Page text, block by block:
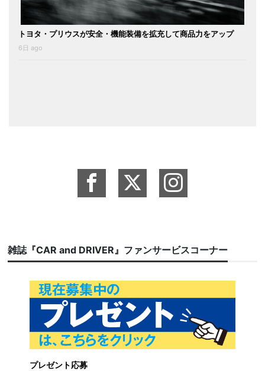
トヨタ・プリウスが安全・機能装備を拡充して商品力をアップ
6日 ago
雑誌『CAR and DRIVER』ファンサービスコーナー
プレゼント応募